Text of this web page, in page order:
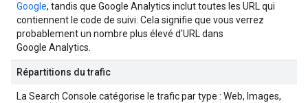
Google, tandis que Google Analytics inclut toutes les URL qui
contiennent le code de suivi. Cela signifie que vous verrez
probablement un nombre plus élevé d'URL dans
Google Analytics.
Répartitions du trafic
La Search Console catégorise le trafic par type : Web, Images,